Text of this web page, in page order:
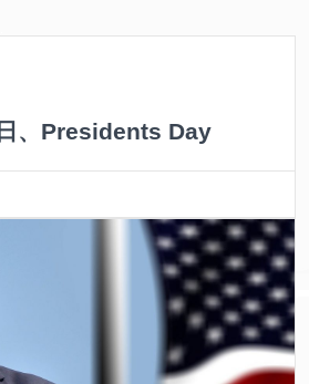
、Presidents Day